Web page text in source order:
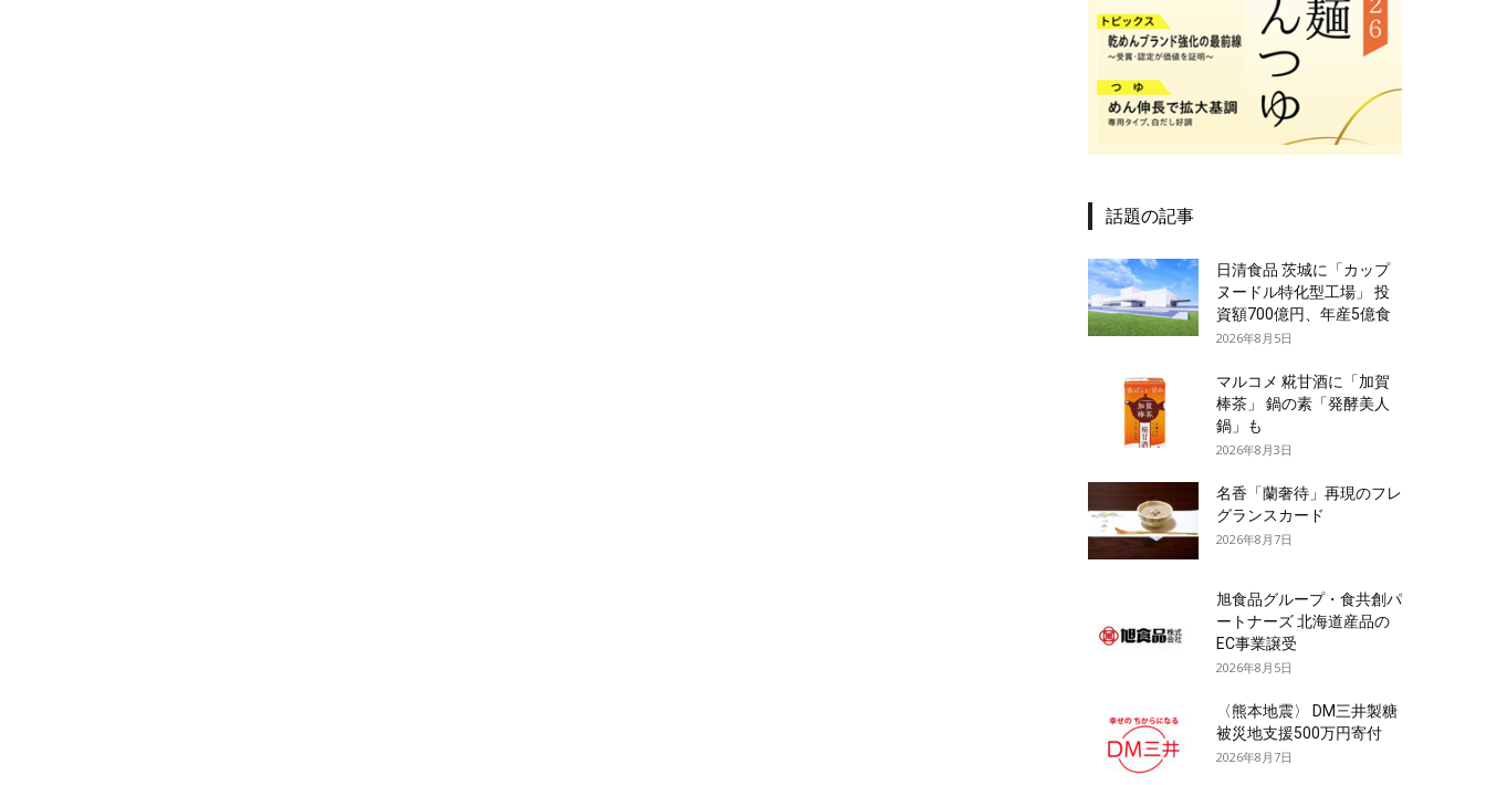
話題の記事
日清食品 茨城に「カップ
ヌードル特化型工場」 投
資額700億円、年産5億食
2026年8月5日
マルコメ 糀甘酒に「加賀
棒茶」 鍋の素「発酵美人
鍋」も
2026年8月3日
名香「蘭奢待」再現のフレ
グランスカード
2026年8月7日
旭食品グループ・食共創パ
ートナーズ 北海道産品の
EC事業譲受
2026年8月5日
〈熊本地震〉 DM三井製糖
被災地支援500万円寄付
2026年8月7日